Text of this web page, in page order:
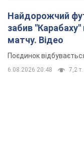
Найдорожчий
забив
матчу. Відео
Поєдинок
6.08.2026 20:48 7,2 т.